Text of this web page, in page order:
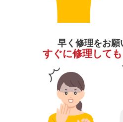
早く修理をお願
すぐに修理して